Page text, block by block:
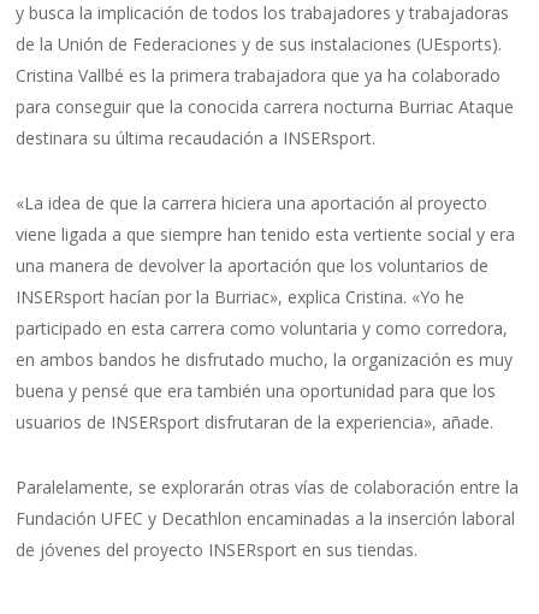
y busca la implicación de todos los trabajadores y trabajadoras
de la Unión de Federaciones y de sus instalaciones (UEsports).
Cristina Vallbé es la primera trabajadora que ya ha colaborado
para conseguir que la conocida carrera nocturna Burriac Ataque
destinara su última recaudación a INSERsport.
«La idea de que la carrera hiciera una aportación al proyecto
viene ligada a que siempre han tenido esta vertiente social y era
una manera de devolver la aportación que los voluntarios de
INSERsport hacían por la Burriac», explica Cristina. «Yo he
participado en esta carrera como voluntaria y como corredora,
en ambos bandos he disfrutado mucho, la organización es muy
buena y pensé que era también una oportunidad para que los
usuarios de INSERsport disfrutaran de la experiencia», añade.
Paralelamente, se explorarán otras vías de colaboración entre la
Fundación UFEC y Decathlon encaminadas a la inserción laboral
de jóvenes del proyecto INSERsport en sus tiendas.